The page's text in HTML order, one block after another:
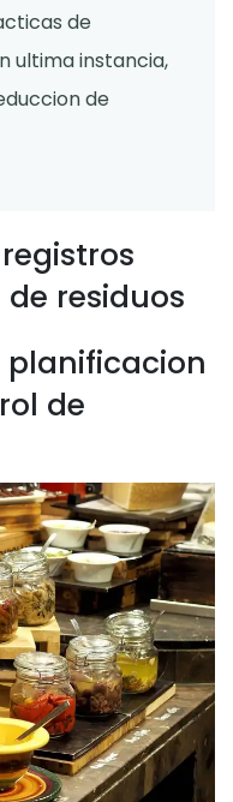
de
ultima instancia,
de
residuos
de